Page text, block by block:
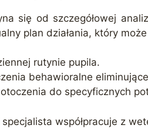
się od szczegółowej
plan działania, który
rutynie pupila.
behawioralne
do specyficznych
współpracuje z